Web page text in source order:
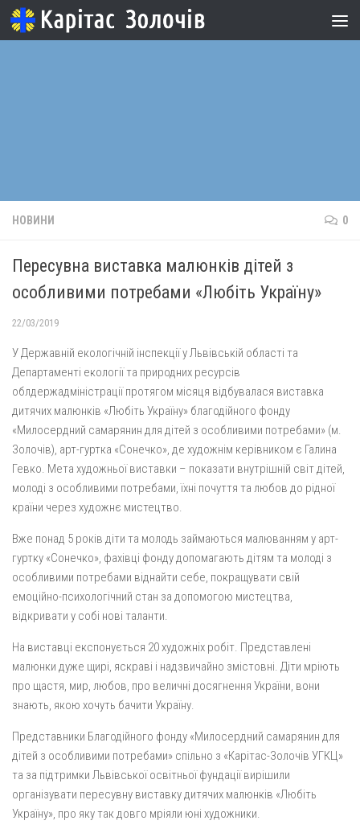
Skip to content
НОВИНИ 0
Пересувна виставка малюнків дітей з
особливими потребами «Любіть Україну»
22/03/2019
У Державній екологічній інспекції у Львівській області та
Департаменті екології та природних ресурсів
облдержадміністрації протягом місяця відбувалася виставка
дитячих малюнків «Любіть Україну» благодійного фонду
«Милосердний самарянин для дітей з особливими потребами» (м.
Золочів), арт-гуртка «Сонечко», де художнім керівником є Галина
Гевко. Мета художньої виставки – показати внутрішній світ дітей,
молоді з особливими потребами, їхні почуття та любов до рідної
країни через художнє мистецтво.
Вже понад 5 років діти та молодь займаються малюванням у арт-
гуртку «Сонечко», фахівці фонду допомагають дітям та молоді з
особливими потребами віднайти себе, покращувати свій
емоційно-психологічний стан за допомогою мистецтва,
відкривати у собі нові таланти.
На виставці експонується 20 художніх робіт. Представлені
малюнки дуже щирі, яскраві і надзвичайно змістовні. Діти мріють
про щастя, мир, любов, про величні досягнення України, вони
знають, якою хочуть бачити Україну.
Представники Благодійного фонду «Милосердний самарянин для
дітей з особливими потребами» спільно з «Карітас-Золочів УГКЦ»
та за підтримки Львівської освітньої фундації вирішили
організувати пересувну виставку дитячих малюнків «Любіть
Україну», про яку так довго мріяли юні художники.